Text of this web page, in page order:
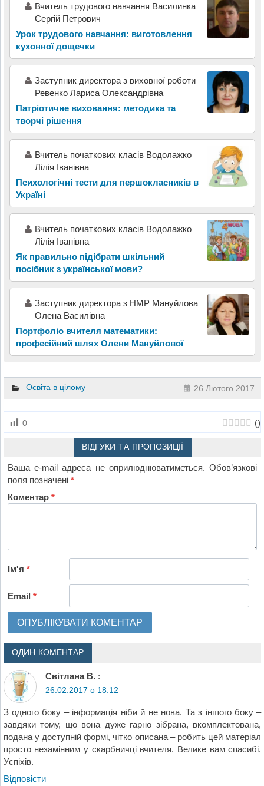
Вчитель трудового навчання Василинка
Сергій Петрович
Урок трудового навчання: виготовлення
кухонної дощечки
Заступник директора з виховної роботи
Ревенко Лариса Олександрівна
Патріотичне виховання: методика та
творчі рішення
Вчитель початкових класів Водолажко
Лілія Іванівна
Психологічні тести для першокласників в
Україні
Вчитель початкових класів Водолажко
Лілія Іванівна
Як правильно підібрати шкільний
посібник з української мови?
Заступник директора з НМР Мануйлова
Олена Василівна
Портфоліо вчителя математики:
професійний шлях Олени Мануйлової
Освіта в цілому 26 Лютого 2017
0 ()
ВІДГУКИ ТА ПРОПОЗИЦІЇ
Ваша e-mail адреса не оприлюднюватиметься. Обов’язкові
поля позначені*
Коментар*
Ім'я*
Email*
ОДИН КОМЕНТАР
Світлана В. :
26.02.2017 о 18:12
З одного боку – інформація ніби й не нова. Та з іншого боку –
завдяки тому, що вона дуже гарно зібрана, вкомплектована,
подана у доступній формі, чітко описана – робить цей матеріал
просто незамінним у скарбничці вчителя. Велике вам спасибі.
Успіхів.
Відповіcти